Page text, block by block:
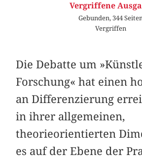
Vergriffene
Gebunden, 344 Seiten
Vergriffen
Die Debatte um
Forschung« hat einen
an Differenzierung
in ihrer allgemeinen,
theorieorientierten
es auf der Ebene der